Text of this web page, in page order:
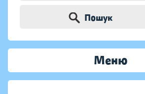
Пошук
Меню